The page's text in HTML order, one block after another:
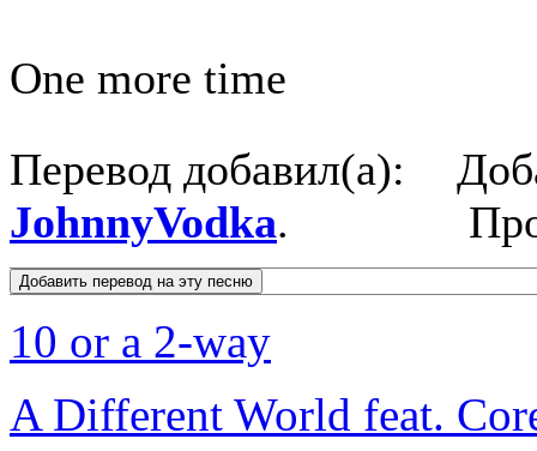
One more time
Перевод добавил(а):
JohnnyVodka.
10 or a 2-way
A Different World feat.